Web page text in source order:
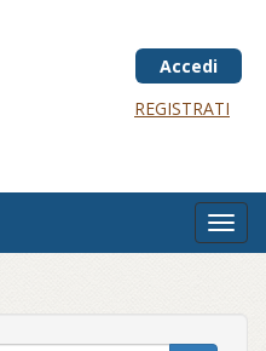
Accedi
REGISTRATI